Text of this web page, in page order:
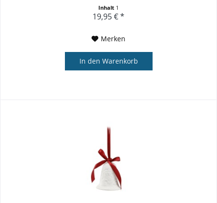
Inhalt 1
19,95 € *
Merken
In den Warenkorb